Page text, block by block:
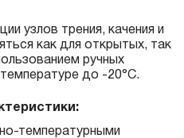
узлов трения, качения и
как для открытых, так
ручных
до -20°C.
температурными